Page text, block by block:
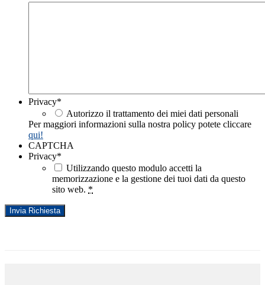
Privacy*
Autorizzo il trattamento dei miei dati personali
Per maggiori informazioni sulla nostra policy potete cliccare
qui!
CAPTCHA
Privacy*
Utilizzando questo modulo accetti la
memorizzazione e la gestione dei tuoi dati da questo
sito web. *